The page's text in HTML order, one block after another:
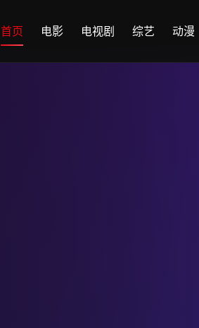
首页 电影 电视剧 综艺 动漫